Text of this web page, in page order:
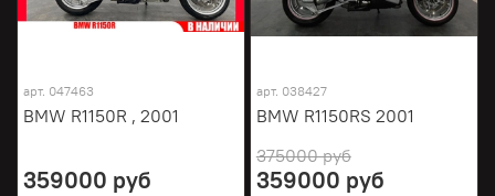
арт. 047463
BMW R1150R , 2001
359000 руб
арт. 038427
BMW R1150RS 2001
375000 руб
359000 руб